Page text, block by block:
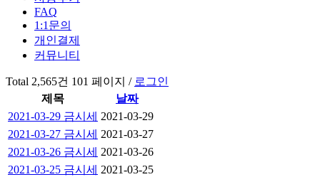
FAQ
1:1문의
개인결제
커뮤니티
Total 2,565건 101 페이지 / 로그인
제목
날짜
2021-03-29 금시세 2021-03-29
2021-03-27 금시세 2021-03-27
2021-03-26 금시세 2021-03-26
2021-03-25 금시세 2021-03-25